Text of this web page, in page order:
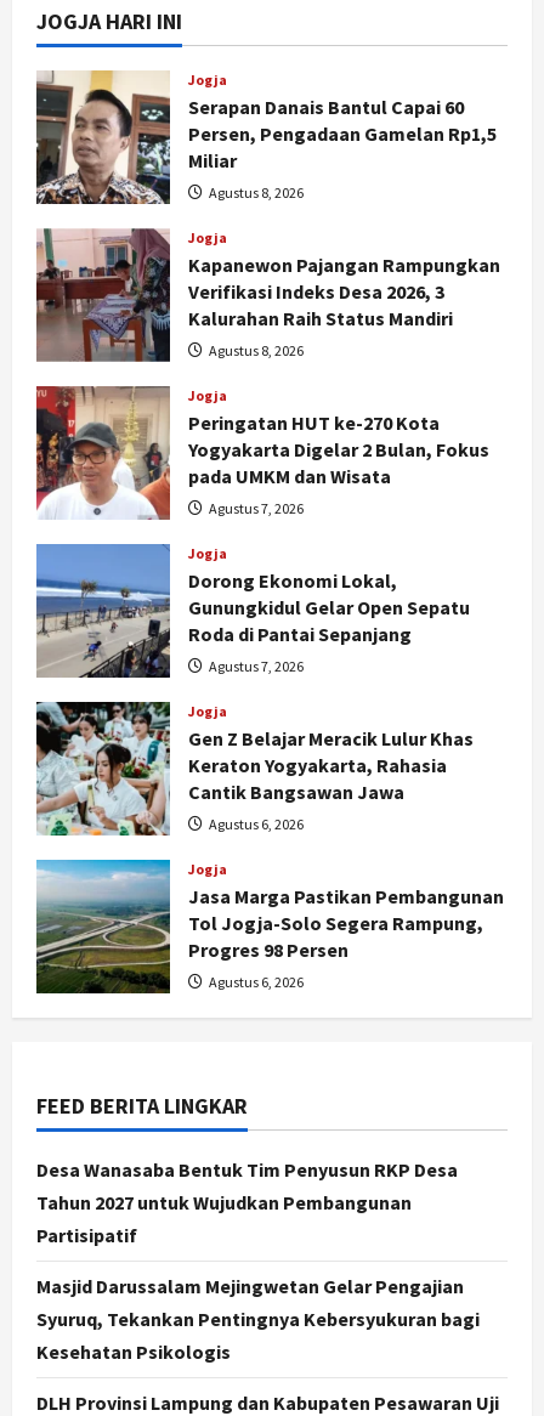
JOGJA HARI INI
Jogja
Serapan Danais Bantul Capai 60
Persen, Pengadaan Gamelan Rp1,5
Miliar
Agustus 8, 2026
Jogja
Kapanewon Pajangan Rampungkan
Verifikasi Indeks Desa 2026, 3
Kalurahan Raih Status Mandiri
Agustus 8, 2026
Jogja
Peringatan HUT ke-270 Kota
Yogyakarta Digelar 2 Bulan, Fokus
pada UMKM dan Wisata
Agustus 7, 2026
Jogja
Dorong Ekonomi Lokal,
Gunungkidul Gelar Open Sepatu
Roda di Pantai Sepanjang
Agustus 7, 2026
Jogja
Gen Z Belajar Meracik Lulur Khas
Keraton Yogyakarta, Rahasia
Cantik Bangsawan Jawa
Agustus 6, 2026
Jogja
Jasa Marga Pastikan Pembangunan
Tol Jogja-Solo Segera Rampung,
Progres 98 Persen
Agustus 6, 2026
FEED BERITA LINGKAR
Desa Wanasaba Bentuk Tim Penyusun RKP Desa
Tahun 2027 untuk Wujudkan Pembangunan
Partisipatif
Masjid Darussalam Mejingwetan Gelar Pengajian
Syuruq, Tekankan Pentingnya Kebersyukuran bagi
Kesehatan Psikologis
DLH Provinsi Lampung dan Kabupaten Pesawaran Uji
Jogja
Jogja
Kapanewon Pajangan Rampungkan
Verifikasi Indeks Desa 2026, 3
Kalurahan Raih Status Mandiri
4
Politik
Hari Jadi Pati ke-703 Jadi
Momentum Kemajuan, Ini Pesan Ali
Badrudin
Agustus 8, 2026